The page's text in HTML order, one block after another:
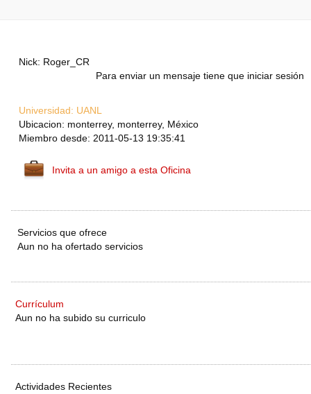
Nick: Roger_CR
Para enviar un mensaje tiene que iniciar sesión
Universidad: UANL
Ubicacion: monterrey, monterrey, México
Miembro desde: 2011-05-13 19:35:41
Invita a un amigo a esta Oficina
Servicios que ofrece
Aun no ha ofertado servicios
Currículum
Aun no ha subido su curriculo
Actividades Recientes